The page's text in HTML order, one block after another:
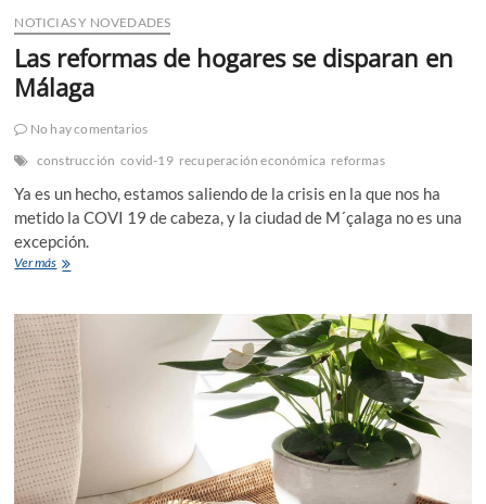
NOTICIAS Y NOVEDADES
Las reformas de hogares se disparan en
Málaga
No hay comentarios
construcción covid-19 recuperación económica reformas
Ya es un hecho, estamos saliendo de la crisis en la que nos ha
metido la COVI 19 de cabeza, y la ciudad de M´çalaga no es una
excepción.
Ver másLas
hogares
se
disparan
en
Málaga